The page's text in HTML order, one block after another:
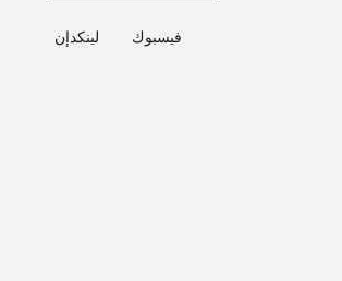
فيسبوك لينكدإن